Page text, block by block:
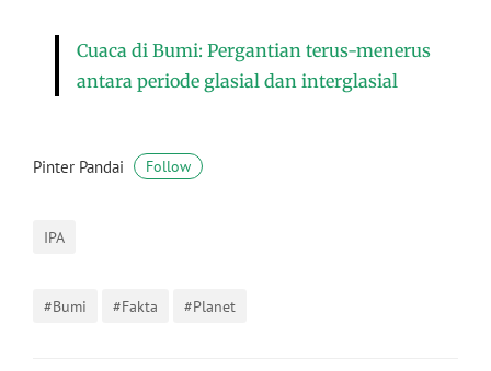
Cuaca di Bumi: Pergantian terus-menerus
antara periode glasial dan interglasial
Pinter Pandai Follow
IPA
#Bumi #Fakta #Planet